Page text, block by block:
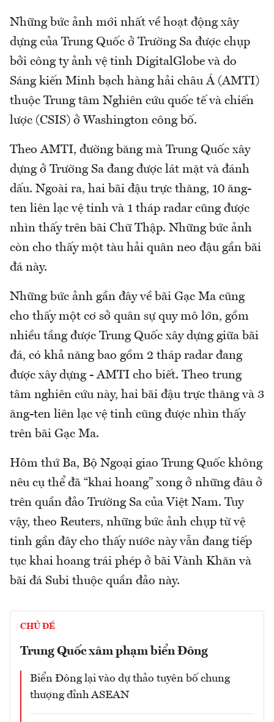
Những bức ảnh mới nhất về hoạt động xây
dựng của Trung Quốc ở Trường Sa được chụp
bởi công ty ảnh vệ tinh DigitalGlobe và do
Sáng kiến Minh bạch hàng hải châu Á (AMTI)
thuộc Trung tâm Nghiên cứu quốc tế và chiến
lược (CSIS) ở Washington công bố.
Theo AMTI, đường băng mà Trung Quốc xây
dựng ở Trường Sa đang được lát mặt và đánh
dấu. Ngoài ra, hai bãi đậu trực thăng, 10 ăng-
ten liên lạc vệ tinh và 1 tháp radar cũng được
nhìn thấy trên bãi Chữ Thập. Những bức ảnh
còn cho thấy một tàu hải quân neo đậu gần bãi
đá này.
Những bức ảnh gần đây về bãi Gạc Ma cũng
cho thấy một cơ sở quân sự quy mô lớn, gồm
nhiều tầng được Trung Quốc xây dựng giữa bãi
đá, có khả năng bao gồm 2 tháp radar đang
được xây dựng - AMTI cho biết. Theo trung
tâm nghiên cứu này, hai bãi đậu trực thăng và 3
ăng-ten liên lạc vệ tinh cũng được nhìn thấy
trên bãi Gạc Ma.
Hôm thứ Ba, Bộ Ngoại giao Trung Quốc không
nêu cụ thể đã “khai hoang” xong ở những đâu ở
trên quần đảo Trường Sa của Việt Nam. Tuy
vậy, theo Reuters, những bức ảnh chụp từ vệ
tinh gần đây cho thấy nước này vẫn đang tiếp
tục khai hoang trái phép ở bãi Vành Khăn và
bãi đá Subi thuộc quần đảo này.
CHỦ ĐỀ
Trung Quốc xâm phạm biển Đông
Biển Đông lại vào dự thảo tuyên bố chung
thượng đỉnh ASEAN